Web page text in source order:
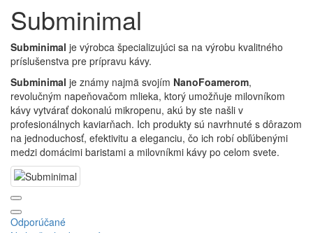
Subminimal
Subminimal je výrobca špecializujúci sa na výrobu kvalitného
príslušenstva pre prípravu kávy.
Subminimal je známy najmä svojím NanoFoamerom,
revolučným napeňovačom mlieka, ktorý umožňuje milovníkom
kávy vytvárať dokonalú mikropenu, akú by ste našli v
profesionálnych kaviarňach. Ich produkty sú navrhnuté s dôrazom
na jednoduchosť, efektivitu a eleganciu, čo ich robí obľúbenými
medzi domácimi baristami a milovníkmi kávy po celom svete.
Odporúčané